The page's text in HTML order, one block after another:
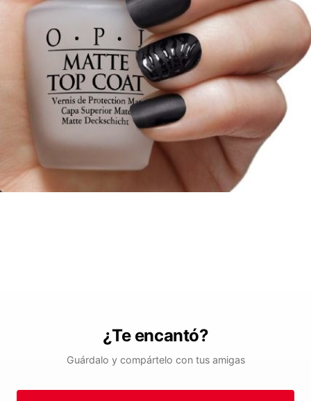
¿Te encantó?
Guárdalo y compártelo con tus amigas